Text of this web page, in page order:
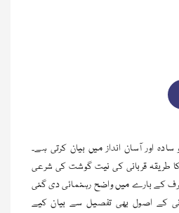
اور آسان انداز میں بیان کرتی ہے۔
طریقہ قربانی کی نیت گوشت کی شرعی
کے بارے میں واضح رہنمائی دی گئی
کے اصول بھی تفصیل سے بیان کیے